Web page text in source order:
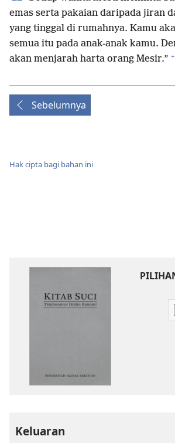
emas serta pakaian daripada jiran
yang tinggal di rumahnya. Kamu
semua itu pada anak-anak kamu.
akan menjarah harta orang Mesir.” +
Sebelumnya
Hak cipta bagi bahan ini
Keluaran